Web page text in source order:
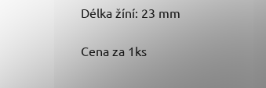
Délka žíní: 23 mm
Cena za 1ks